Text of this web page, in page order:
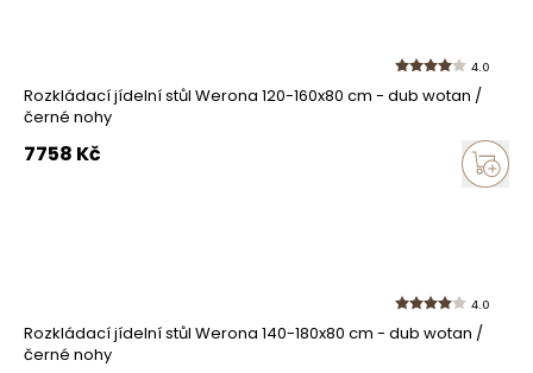
4.0
Rozkládací jídelní stůl Werona 120-160x80 cm - dub wotan /
černé nohy
7758 Kč
4.0
Rozkládací jídelní stůl Werona 140-180x80 cm - dub wotan /
černé nohy